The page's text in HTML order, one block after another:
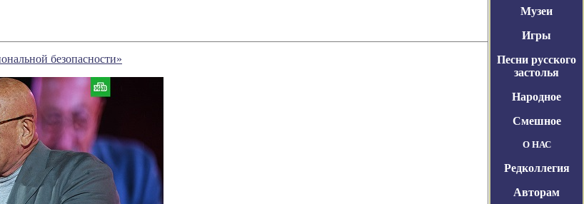
безопасности»
Музеи
Игры
Песни русского
застолья
Народное
Смешное
О НАС
Редколлегия
Авторам